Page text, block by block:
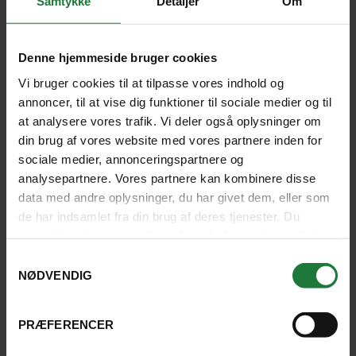
Denne hjemmeside bruger cookies
Vi bruger cookies til at tilpasse vores indhold og
annoncer, til at vise dig funktioner til sociale medier og til
at analysere vores trafik. Vi deler også oplysninger om
din brug af vores website med vores partnere inden for
sociale medier, annonceringspartnere og
analysepartnere. Vores partnere kan kombinere disse
data med andre oplysninger, du har givet dem, eller som
de har indsamlet fra din brug af deres tjenester. Du
NØDVENDIG
PRÆFERENCER
påkrævet. Stjernegaard anbefaler, at du får råd og
vejledning hos en af landets vaccinationsklinikker
eller hos egen læge, inden du tager afsted. Det er en
god idé at undersøge forholdene på dine rejsemål. På
den måde kan du tage alle de nødvendige
forholdsregler som f.eks. brug af
malariaforebyggelse, myggespray, vaccinationer
Herunder finder du en række forslag til sider, hvor du
din kommende rejse.